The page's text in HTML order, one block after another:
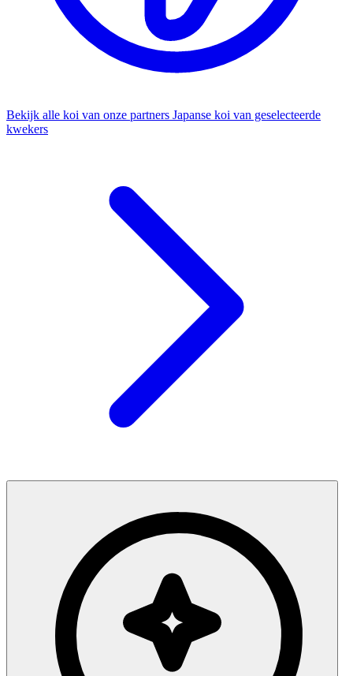
Bekijk alle koi van onze partners Japanse koi van geselecteerde
kwekers